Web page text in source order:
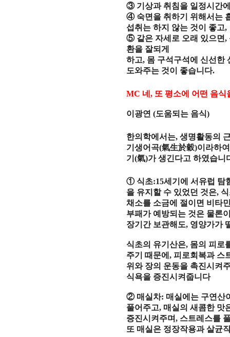
③ 기상과 취침을 일정시간
④ 숙면을 취하기 위해서는
섭취는 하지 않는 것이 좋고,
⑤ 같은 자세로 오래 있으면,
환을 잘되게
하고, 몸 구석구석에 신선한
도와주는 것이 좋습니다.
MC 네, 또 평소에 어떤 음식
이광연(도움되는 음식)
한의학에서는,생명활동의
기생어곡(氣生於穀)이라하여
기(氣)가 생긴다고 하였습니
① 식초:15세기에 서유럽 탐
을 유지할 수 있었던 것은,
채소를 소금에 절이면 비타
부패가 예방되는 것은 물론
장기간 보관해도, 영양가가
식초의 유기산은, 몸의 피로
주기 때문에,피로회복과 스
위와 장의 운동을 촉진시켜
식욕을 증진시켜줍니다
② 매실차: 매실에는 구연산
풀어주고, 매실의 새콤한 맛
증진시켜주며, 스트레스를
또 매실은 정장작용과 살균